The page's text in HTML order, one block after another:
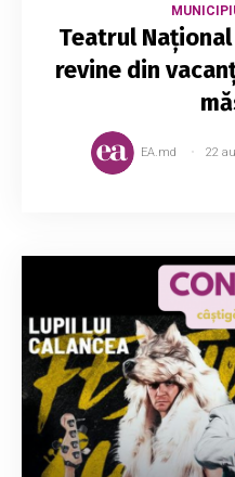
Teatrul Național
revine din
EA.md 22